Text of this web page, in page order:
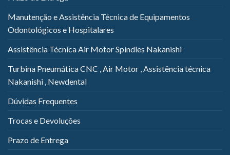
Manutenção e Assistência Técnica de Equipamentos
Odontológicos e Hospitalares
Assistência Técnica Air Motor Spindles Nakanishi
Turbina Pneumática CNC , Air Motor , Assistência técnica
Nakanishi , Newdental
Dúvidas Frequentes
Trocas e Devoluções
Prazo de Entrega